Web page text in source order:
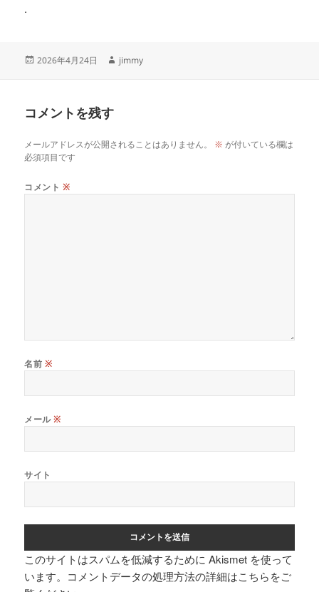
.
投
2026年4月24日
作
jimmy
コメントを残す
メールアドレスが公開されることはありません。 ※ が付いている欄は
必須項目です
コメント ※
名前 ※
メール※
サイト
このサイトはスパムを低減するために Akismet を使って
います。 コメントデータの処理方法の詳細はこちらをご